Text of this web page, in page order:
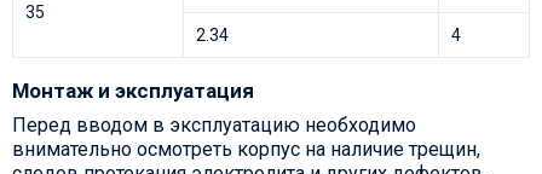
35
2.34 4
Монтаж и эксплуатация
Перед вводом в эксплуатацию необходимо
внимательно осмотреть корпус на наличие трещин,